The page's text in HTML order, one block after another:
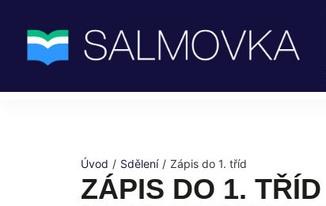
Úvod / Sdělení / Zápis do 1. tříd
ZÁPIS DO 1. TŘÍD